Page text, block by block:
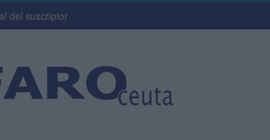
del suscriptor